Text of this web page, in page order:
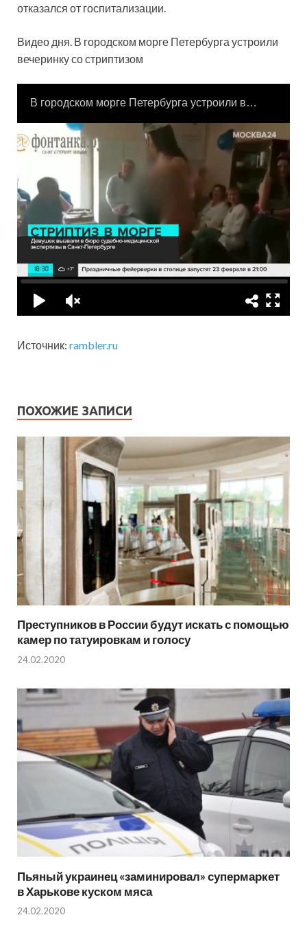
отказался от госпитализации.
Видео дня. В городском морге Петербурга устроили
вечеринку со стриптизом
Источник: rambler.ru
ПОХОЖИЕ ЗАПИСИ
Преступников в России будут искать с помощью
камер по татуировкам и голосу
24.02.2020
Пьяный украинец «заминировал» супермаркет
в Харькове куском мяса
24.02.2020